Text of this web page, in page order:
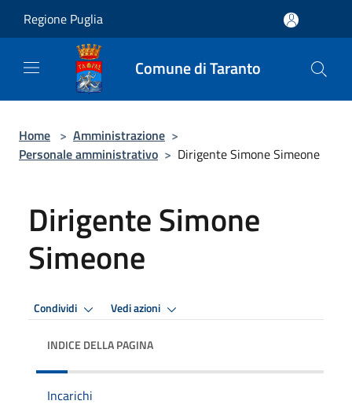
Regione Puglia
Comune di Taranto
Home > Amministrazione >
Personale amministrativo > Dirigente Simone Simeone
Dirigente Simone
Simeone
Condividi Vedi azioni
INDICE DELLA PAGINA
Incarichi